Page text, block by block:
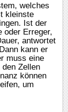
welches
kleinste
Ist der
oder Erreger,
antwortet
kann er
muss eine
Zellen
können
um